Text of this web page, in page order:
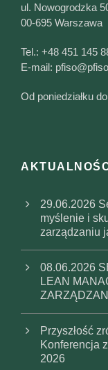
ul. Nowogrodzka
00-695 Warszawa
Tel.: +48 451 145
E-mail:
Od poniedziałku
29.06.2026
myślenie i
zarządzaniu
08.06.2026
LEAN
Przyszłość
Konferencja
2026